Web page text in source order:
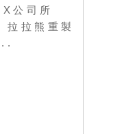
公司所
拉熊重製